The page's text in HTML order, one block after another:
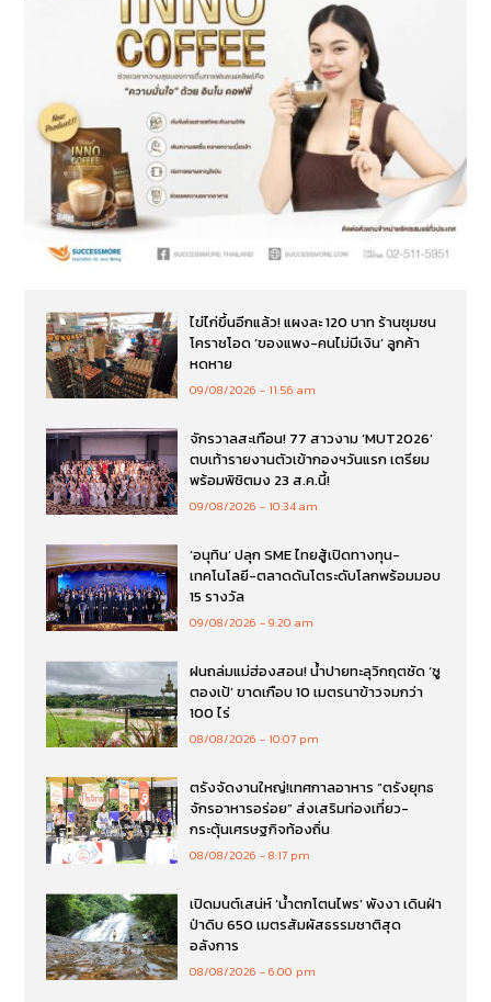
ไข่ไก่ขึ้นอีกแล้ว! แผงละ 120 บาท ร้านชุมชน
โคราชโอด ‘ของแพง-คนไม่มีเงิน’ ลูกค้า
หดหาย
09/08/2026 11:56 am
จักรวาลสะเทือน! 77 สาวงาม ‘MUT2026’
ตบเท้ารายงานตัวเข้ากองฯวันแรก เตรียม
พร้อมพิชิตมง 23 ส.ค.นี้!
09/08/2026 10:34 am
‘อนุทิน’ ปลุก SME ไทยสู้เปิดทางทุน-
เทคโนโลยี-ตลาดดันโตระดับโลกพร้อมมอบ
15 รางวัล
09/08/2026 9:20 am
ฝนถล่มแม่ฮ่องสอน! น้ำปายทะลุวิกฤตซัด ‘ซู
ตองเป้’ ขาดเกือบ 10 เมตรนาข้าวจมกว่า
100 ไร่
08/08/2026 10:07 pm
ตรังจัดงานใหญ่!เทศกาลอาหาร “ตรังยุทธ
จักรอาหารอร่อย” ส่งเสริมท่องเที่ยว-
กระตุ้นเศรษฐกิจท้องถิ่น
08/08/2026 8:17 pm
เปิดมนต์เสน่ห์ ‘น้ำตกโตนไพร’ พังงา เดินฝ่า
ป่าดิบ 650 เมตรสัมผัสธรรมชาติสุด
อลังการ
08/08/2026 6:00 pm